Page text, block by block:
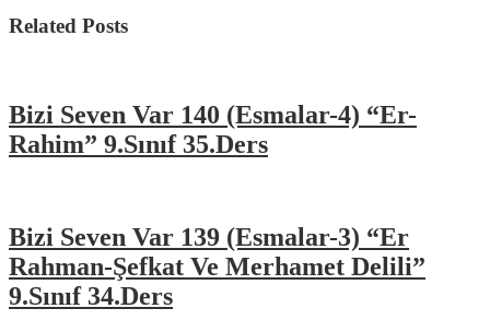
Related Posts
Bizi Seven Var 140 (Esmalar-4) “Er-
Rahim” 9.Sınıf 35.Ders
Bizi Seven Var 139 (Esmalar-3) “Er
Rahman-Şefkat Ve Merhamet Delili”
9.Sınıf 34.Ders